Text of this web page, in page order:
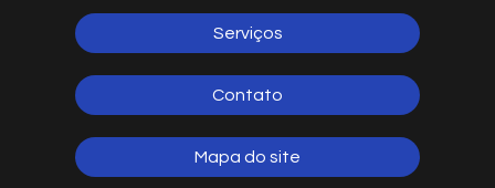
Serviços
Contato
Mapa do site